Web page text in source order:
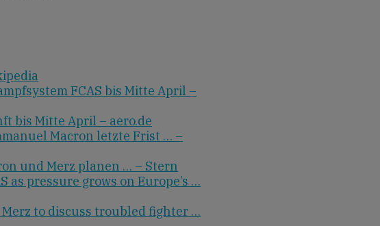
FCAS bis Mitte April –
bis Mitte April – aero.de
Macron letzte Frist … –
und Merz planen … – Stern
as pressure grows on Europe’s …
Merz to discuss troubled fighter …